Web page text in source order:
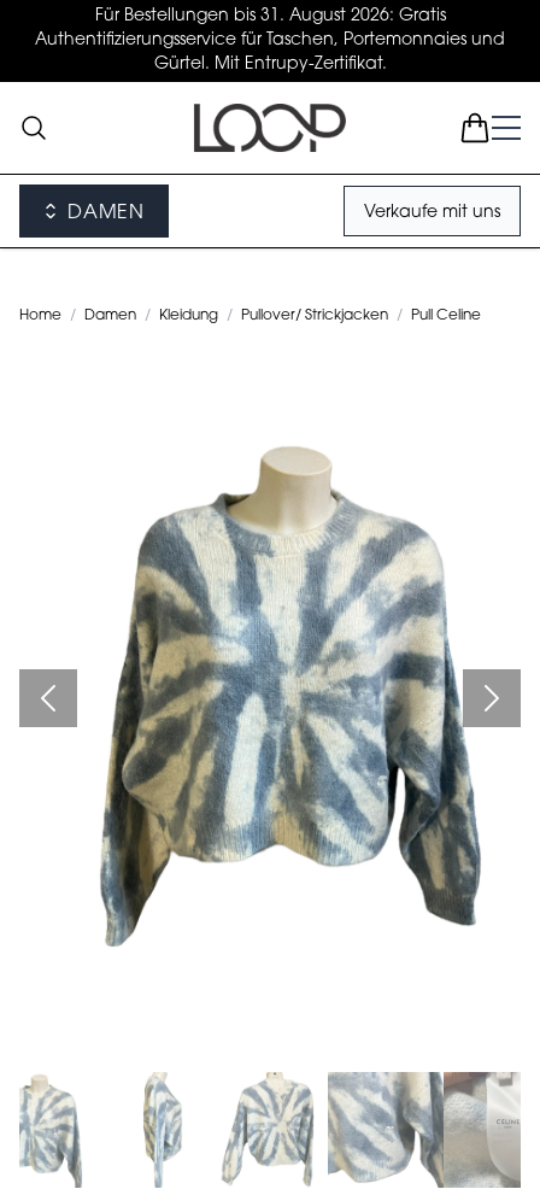
Für Bestellungen bis 31. August 2026: Gratis
Authentifizierungsservice für Taschen, Portemonnaies und
Gürtel. Mit Entrupy-Zertifikat.
DAMEN Verkaufe mit uns
Home / Damen / Kleidung / Pullover/ Strickjacken / Pull Celine